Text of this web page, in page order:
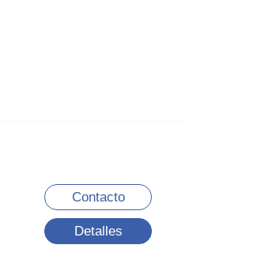
Contacto
Detalles